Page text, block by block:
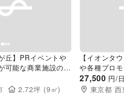
丘】PRイベントや
可能な商業施設の屋
2.72坪 (9 ㎡)
【イオンタ
や各種プロ
施設出入口
トスペース
27,500 円/
東京都 西